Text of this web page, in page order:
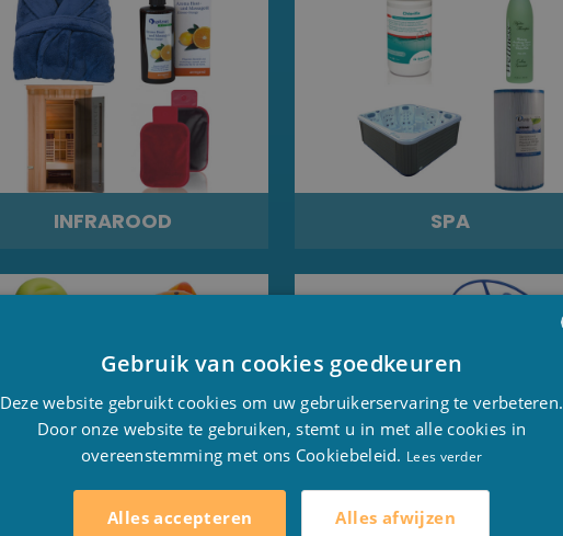
INFRAROOD SPA
LUCHTBEDDEN SOLDEN
Gebruik van cookies goedkeuren
Deze website gebruikt cookies om uw gebruikerservaring te verbeteren.
Door onze website te gebruiken, stemt u in met alle cookies in
overeenstemming met ons Cookiebeleid. Lees verder
Alles accepteren Alles afwijzen